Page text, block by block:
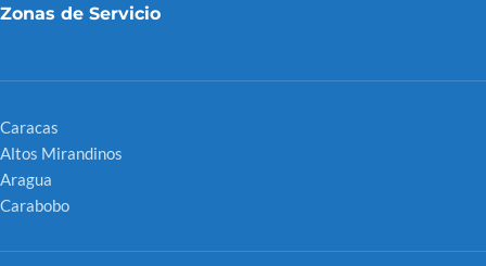
Zonas de Servicio
Caracas
Altos Mirandinos
Aragua
Carabobo